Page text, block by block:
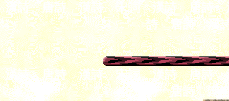
漢詩 唐詩 漢詩 宋詞 漢詩 唐詩
詩 唐詩 漢
漢詩 唐詩 漢詩 宋詞 漢詩 唐詩
詩 唐詩 漢